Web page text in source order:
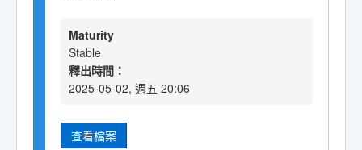
Maturity
Stable
釋出時間：
2025-05-02, 週五 20:06
查看檔案